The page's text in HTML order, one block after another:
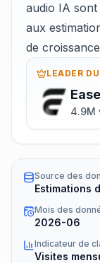
audio IA
aux
de
LEADER
4.9M
Source des
Estimations
Mois des
2026-06
Indicateur de
Visites